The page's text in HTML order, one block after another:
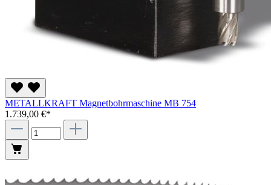
METALLKRAFT Magnetbohrmaschine MB 754
1.739,00 €*